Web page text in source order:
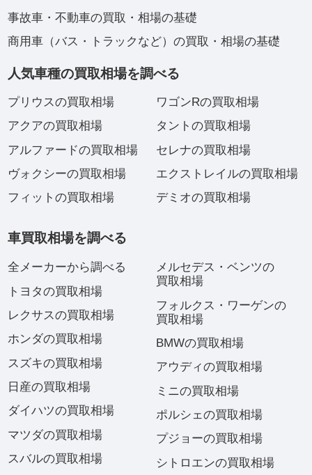
事故車・不動車の買取・相場の基礎
商用車（バス・トラックなど）の買取・相場の基礎
人気車種の買取相場を調べる
プリウスの買取相場
アクアの買取相場
アルファードの買取相場
ヴォクシーの買取相場
フィットの買取相場
ワゴンRの買取相場
タントの買取相場
セレナの買取相場
エクストレイルの買取相場
デミオの買取相場
車買取相場を調べる
全メーカーから調べる
トヨタの買取相場
レクサスの買取相場
ホンダの買取相場
スズキの買取相場
日産の買取相場
ダイハツの買取相場
マツダの買取相場
スバルの買取相場
メルセデス・ベンツの
買取相場
フォルクス・ワーゲンの
買取相場
BMWの買取相場
アウディの買取相場
ミニの買取相場
ポルシェの買取相場
プジョーの買取相場
シトロエンの買取相場